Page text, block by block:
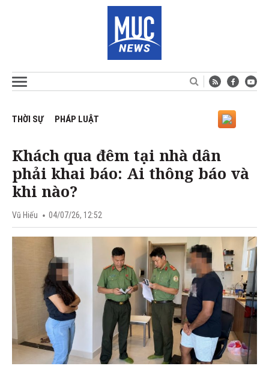
THỜI SỰ PHÁP LUẬT
Khách qua đêm tại nhà dân
phải khai báo: Ai thông báo và
khi nào?
Vũ Hiếu 04/07/26, 12:52